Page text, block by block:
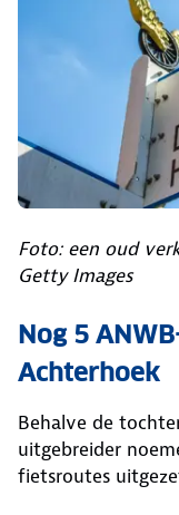
Foto: een oud
Getty Images
Nog 5
Achterhoek
Behalve de
uitgebreider
fietsroutes